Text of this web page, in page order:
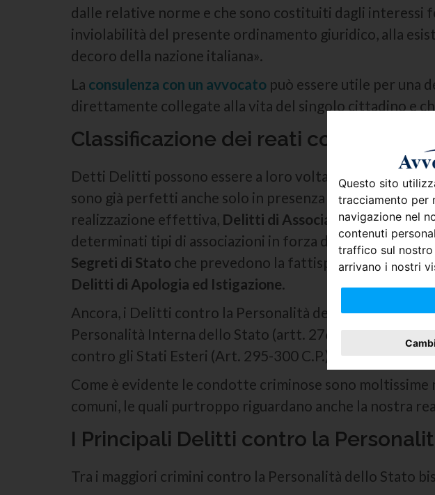
Questo sito
tracciamento per
navigazione nel
contenuti
traffico sul
arrivano i nostri
dalle relative norme e che sono costituiti dagli interessi
inviolabilità del presente ordinamento giuridico, alla
decoro della nazione italiana».
La consulenza con un avvocato può essere utile per una
direttamente collegate alla vita del singolo cittadino e
Classificazione dei reati contro lo
Detti Delitti possono essere a loro volta classificati in
sono già perfetti anche solo in presenza del fatto,
realizzazione effettiva, Delitti di AssociazionePolitica,
determinati tipi di associazioni in forza dei fini ritenuti
Segreti di Stato che prevedono la fattispecie di
Delitti di Apologia ed Istigazione.
Ancora, i Delitti contro la Personalità dello Stato sono
Personalità Interna dello Stato (artt. 276-293 C.P.),
contro gli Stati Esteri (Art. 295-300 C.P.) e Delitti
Come è evidente le condotte criminose sono moltissime
comuni, le quali purtroppo riguardano anche la nostra
I Principali Delitti contro la
Tra i maggiori crimini contro la Personalità dello Stato